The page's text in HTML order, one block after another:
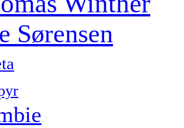
Sørensen